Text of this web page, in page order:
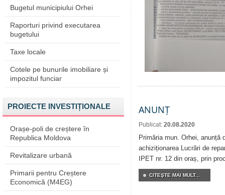
Bugetul municipiului Orhei
Raporturi privind executarea
bugetului
Taxe locale
Cotele pe bunurile imobiliare și
impozitul funciar
PROIECTE INVESTIȚIONALE
Orașe-poli de creștere în
Republica Moldova
Revitalizare urbană
Primarii pentru Creștere
Economică (M4EG)
ANUNȚ
Publicat: 20.08.2020
Primăria mun. Orhei, anunță
achiziționarea Lucrări de
IPET nr. 12 din oraș, prin
CITEŞTE MAI MULT...